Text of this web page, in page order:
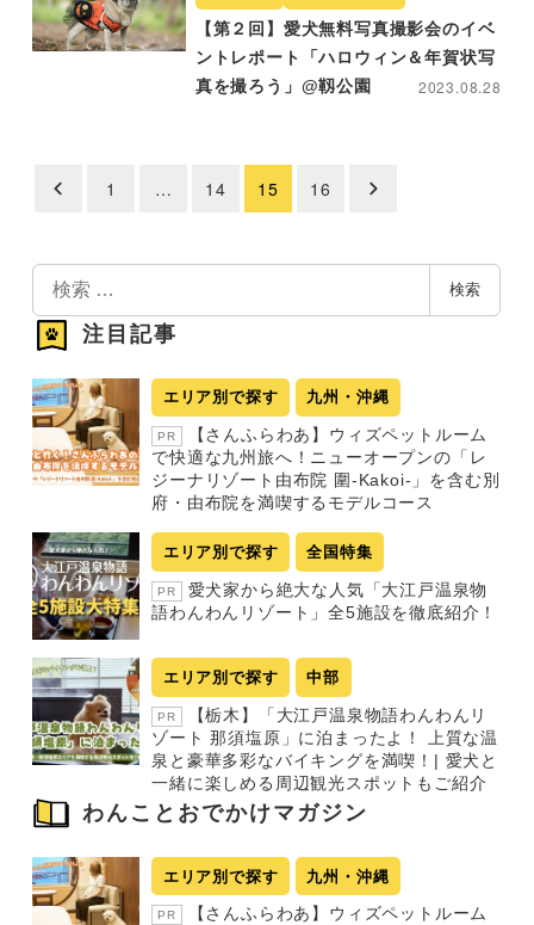
【第２回】愛犬無料写真撮影会のイベ
ントレポート「ハロウィン＆年賀状写
真を撮ろう」@靱公園
2023.08.28
投
の
ペ
ー
ジ
送
り
1 … 14 15 16
検
索
検索
注目記事
エリア別で探す 九州・沖縄
PR
【さんふらわあ】ウィズペットルーム
で快適な九州旅へ！ニューオープンの「レ
ジーナリゾート由布院 圍-Kakoi-」を含む別
府・由布院を満喫するモデルコース
エリア別で探す 全国特集
PR
愛犬家から絶大な人気「大江戸温泉物
語わんわんリゾート」全5施設を徹底紹介！
エリア別で探す 中部
PR
【栃木】「大江戸温泉物語わんわんリ
ゾート 那須塩原」に泊まったよ！ 上質な温
泉と豪華多彩なバイキングを満喫！| 愛犬と
一緒に楽しめる周辺観光スポットもご紹介
わんことおでかけマガジン
エリア別で探す 九州・沖縄
PR
【さんふらわあ】ウィズペットルーム